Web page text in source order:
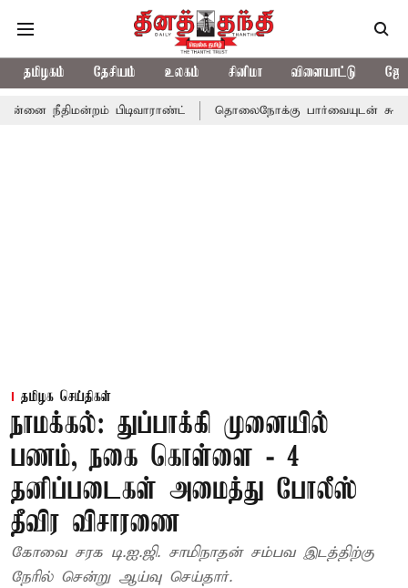
தமிழகம் தேசியம் உலகம் சினிமா விளையாட்டு
பிடிவாராண்ட் தொலைநோக்கு பார்வையுடன் கூடிய வேளாண்
தமிழக செய்திகள்
நாமக்கல்: துப்பாக்கி முனையில்
பணம், நகை கொள்ளை - 4
தனிப்படைகள் அமைத்து போலீஸ்
தீவிர விசாரணை
கோவை சரக டி.ஐ.ஜி. சாமிநாதன் சம்பவ இடத்திற்கு
நேரில் சென்று ஆய்வு செய்தார்.